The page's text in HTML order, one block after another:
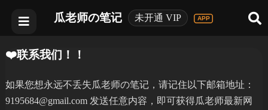
瓜老师の笔记 未开通 VIP
❤️联系我们！！
如果您想永远不丢失瓜老师の笔记，请记住以下邮箱地址：
9195684@gmail.com 发送任意内容，即可获得瓜老师最新网